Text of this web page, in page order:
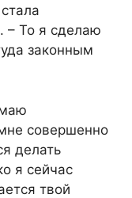
– То я сделаю
законным
совершенно
делать
я сейчас
твой